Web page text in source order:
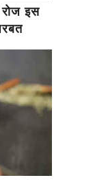
रोज इस